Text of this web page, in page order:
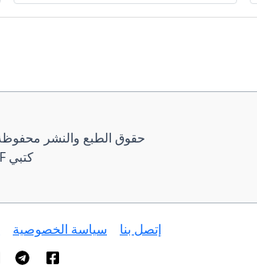
كتبي PDF
إتصل بنا سياسة الخصوصية